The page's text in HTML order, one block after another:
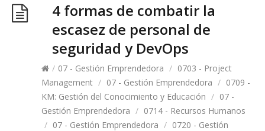
4 formas de combatir la
escasez de personal de
seguridad y DevOps
/ 07 - Gestión Emprendedora / 0703 - Project
Management / 07 - Gestión Emprendedora / 0709 -
KM: Gestión del Conocimiento y Educación / 07 -
Gestión Emprendedora / 0714 - Recursos Humanos
/ 07 - Gestión Emprendedora / 0720 - Gestión